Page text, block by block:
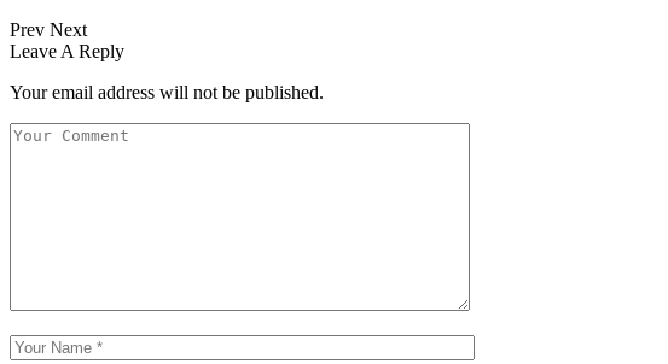
Prev Next
Leave A Reply
Your email address will not be published.